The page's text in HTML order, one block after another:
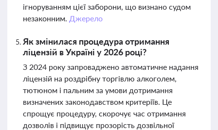
ігноруванням цієї заборони, що визнано судом
незаконним. Джерело
Як змінилася процедура отримання
ліцензій в Україні у 2026 році?
З 2024 року запроваджено автоматичне надання
ліцензій на роздрібну торгівлю алкоголем,
тютюном і пальним за умови дотримання
визначених законодавством критеріїв. Це
спрощує процедуру, скорочує час отримання
дозволів і підвищує прозорість дозвільної